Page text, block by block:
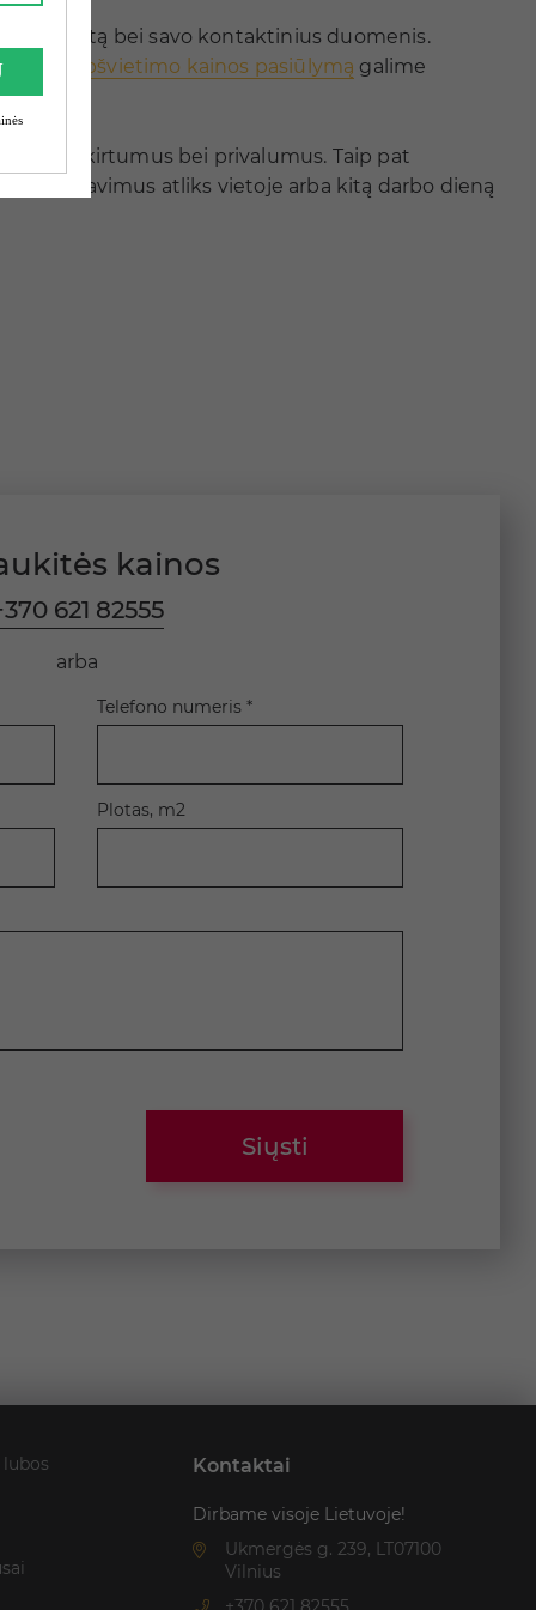
projektą bei savo kontaktinius duomenis.
Lubų ir apšvietimo kainos pasiūlymą galime
skirtumus bei privalumus. Taip pat
atliks vietoje arba kitą darbo dieną
kainos
621 82555
arba
Telefono numeris *
Plotas, m2
Siųsti
Kontaktai
Dirbame visoje Lietuvoje!
Ukmergės g. 239, LT07100
Vilnius